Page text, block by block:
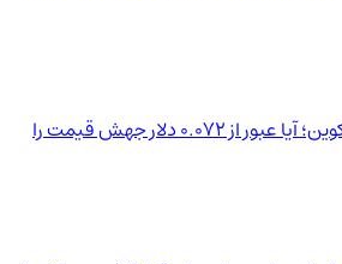
تحلیل قیمت دوج‌کوین؛ آیا عبور از ۰.۰۷۲ دلار جهش قیمت را